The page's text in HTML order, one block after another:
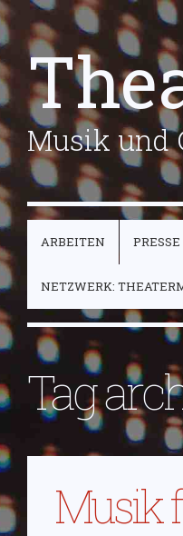
Musik und
ARBEITEN PRESSE
NETZWERK:
Tag
Musik